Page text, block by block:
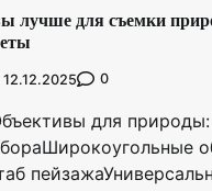
лучше для съемки
12.12.2025 0
для природы: